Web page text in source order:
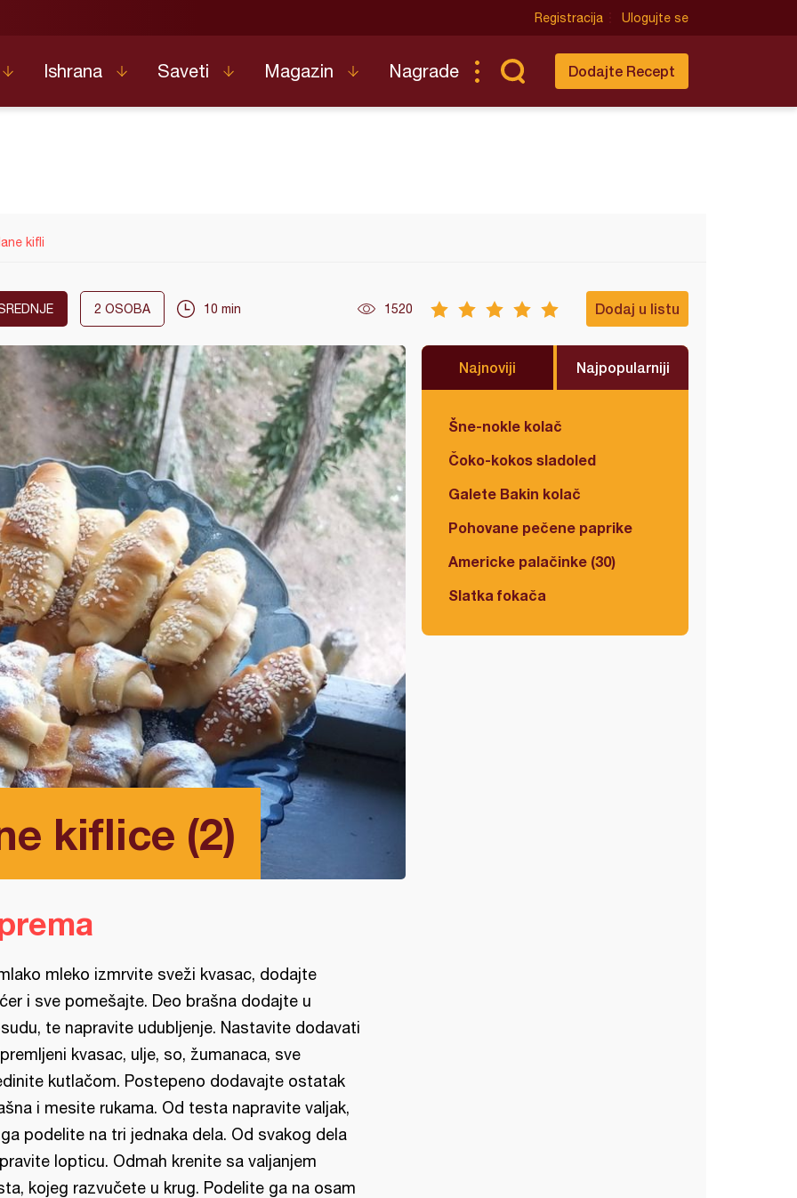
Registracija Ulogujte se
Ishrana Saveti Magazin Nagrade Dodajte Recept
kifli
2 OSOBA 10 min 1520 Dodaj u listu
kiflice (2)
Najnoviji Najpopularniji
Šne-nokle kolač
Čoko-kokos sladoled
Galete Bakin kolač
Pohovane pečene paprike
Americke palačinke (30)
Slatka fokača
mleko izmrvite sveži kvasac, dodajte
i sve pomešajte. Deo brašna dodajte u
te napravite udubljenje. Nastavite dodavati
kvasac, ulje, so, žumanaca, sve
kutlačom. Postepeno dodavajte ostatak
i mesite rukama. Od testa napravite valjak,
podelite na tri jednaka dela. Od svakog dela
lopticu. Odmah krenite sa valjanjem
kojeg razvučete u krug. Podelite ga na osam